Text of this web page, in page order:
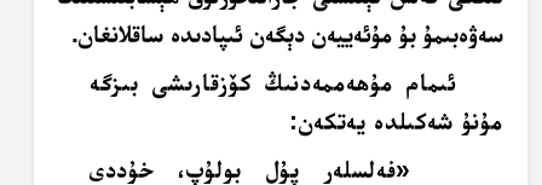
سەۋەبىمۇ بۇ مۇئەييەن دېگەن ئىپادىدە ساقلانغان.
ئىمام مۇھەممەدنىڭ كۆزقارىشى بىزگە
مۇنۇ شەكىلدە يەتكەن:
«فەلسلەر پۇل بولۇپ، خۇددى